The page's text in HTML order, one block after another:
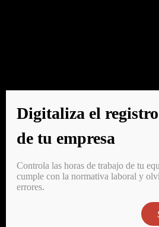
*RadioBit Sistemas S.L. no dispone de
Vigilancia
Digitaliza el
de tu empresa
Controla las horas de trabajo de tu
cumple con la normativa laboral y
errores.